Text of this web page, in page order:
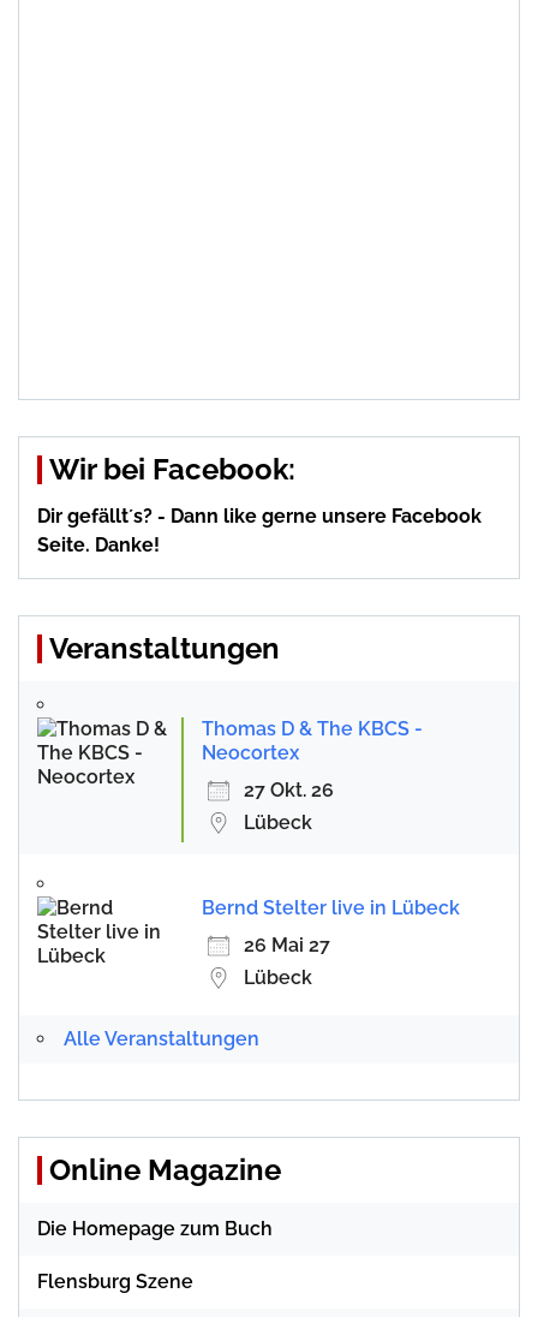
Wir bei Facebook:
Dir gefällt´s? - Dann like gerne unsere Facebook
Seite. Danke!
Veranstaltungen
Thomas D & The KBCS -
Neocortex
27 Okt. 26
Lübeck
Bernd Stelter live in Lübeck
26 Mai 27
Lübeck
Alle Veranstaltungen
Online Magazine
Die Homepage zum Buch
Flensburg Szene